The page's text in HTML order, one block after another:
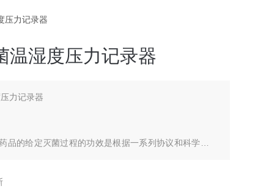
压力记录器
温湿度压力记录器
力记录器
品的给定灭菌过程的功效是根据一系列协议和科学实验
药产品申请中灭菌过程验证提交文件的行业指南"详细介